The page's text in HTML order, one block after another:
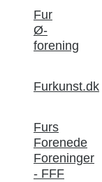
Fur
Ø-
forening
Furkunst.dk
Furs
Forenede
Foreninger
- FFF